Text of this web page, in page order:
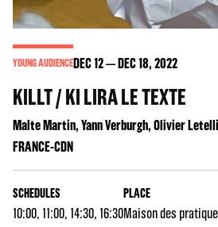
YOUNG AUDIENCEDEC12 DEC18, 2022
KILLT / KI LIRA LE TEXTE
Malte Martin, Yann Verburgh, Olivier
FRANCE-CDN
SCHEDULES
10:00, 11:00, 14:30, 16:30
PLACE
Maison des